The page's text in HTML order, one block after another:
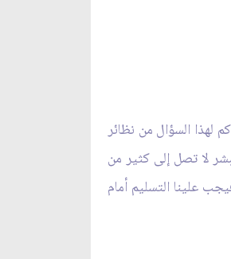
لهذا السؤال من نظائر
لا تصل إلى كثير من
علينا التسليم أمام